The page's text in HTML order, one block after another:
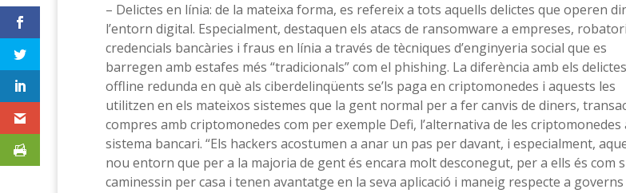
– Delictes en línia: de la mateixa forma, es refereix a tots aquells delictes que operen
l’entorn digital. Especialment, destaquen els atacs de ransomware a empreses,
credencials bancàries i fraus en línia a través de tècniques d’enginyeria social que es
barregen amb estafes més “tradicionals” com el phishing. La diferència amb els delictes
offline redunda en què als ciberdelinqüents se’ls paga en criptomonedes i aquests les
utilitzen en els mateixos sistemes que la gent normal per a fer canvis de diners,
compres amb criptomonedes com per exemple Defi, l’alternativa de les criptomonedes
sistema bancari. “Els hackers acostumen a anar un pas per davant, i especialment,
nou entorn que per a la majoria de gent és encara molt desconegut, per a ells és com
caminessin per casa i tenen avantatge en la seva aplicació i maneig respecte a governs